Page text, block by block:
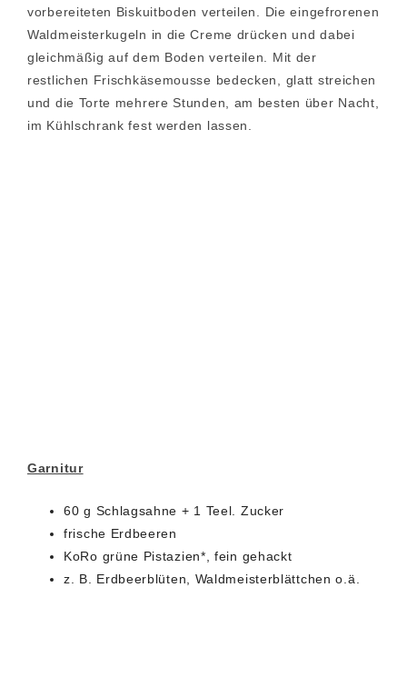
vorbereiteten Biskuitboden verteilen. Die eingefrorenen
Waldmeisterkugeln in die Creme drücken und dabei
gleichmäßig auf dem Boden verteilen. Mit der
restlichen Frischkäsemousse bedecken, glatt streichen
und die Torte mehrere Stunden, am besten über Nacht,
im Kühlschrank fest werden lassen.
Garnitur
60 g Schlagsahne + 1 Teel. Zucker
frische Erdbeeren
KoRo grüne Pistazien*, fein gehackt
z. B. Erdbeerblüten, Waldmeisterblättchen o.ä.